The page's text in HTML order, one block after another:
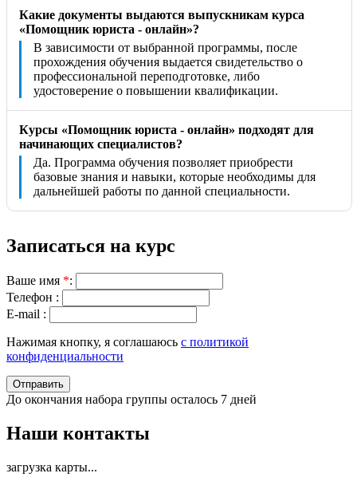
Какие документы выдаются выпускникам курса
«Помощник юриста - онлайн»?
В зависимости от выбранной программы, после
прохождения обучения выдается свидетельство о
профессиональной переподготовке, либо
удостоверение о повышении квалификации.
Курсы «Помощник юриста - онлайн» подходят для
начинающих специалистов?
Да. Программа обучения позволяет приобрести
базовые знания и навыки, которые необходимы для
дальнейшей работы по данной специальности.
Записаться на курс
Ваше имя *:
Телефон :
E-mail :
Нажимая кнопку, я соглашаюсь с политикой
конфиденциальности
Отправить
До окончания набора группы осталось 7 дней
Наши контакты
загрузка карты...